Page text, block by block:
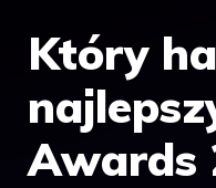
Który
Awards